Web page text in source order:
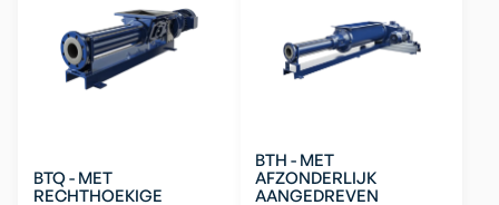
BTQ - MET
RECHTHOEKIGE
BTH - MET
AFZONDERLIJK
AANGEDREVEN